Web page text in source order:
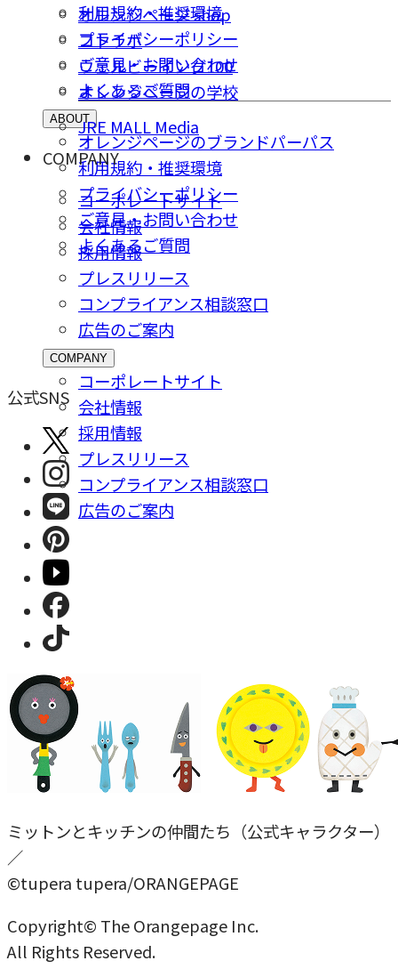
オレンジページ shop
コトラボ
ウェルビーイング100
オレンジページの学校
JRE MALL Media
利用規約・推奨環境
プライバシーポリシー
ご意⾒・お問い合わせ
よくあるご質問
ABOUT
オレンジページのブランドパーパス
利用規約・推奨環境
プライバシーポリシー
ご意⾒・お問い合わせ
よくあるご質問
COMPANY
コーポレートサイト
会社情報
採⽤情報
プレスリリース
コンプライアンス相談窓⼝
広告のご案内
COMPANY
コーポレートサイト
会社情報
採⽤情報
プレスリリース
コンプライアンス相談窓⼝
広告のご案内
公式SNS
ミットンとキッチンの仲間たち（公式キャラクター）
／
©tupera tupera/ORANGEPAGE
Copyright© The Orangepage Inc.
All Rights Reserved.